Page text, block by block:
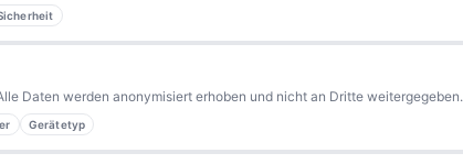
Aktuelle News, Hintergründe, Service und Freizeittipps
von Kultur bis Sport, von Alltagstipps bis
eine Geschichte, die erzählt werden sollte?
bleiben wir am Puls der Zeit.
Daten werden anonymisiert erhoben und nicht an Dritte weitergegeben.
Gerätetyp